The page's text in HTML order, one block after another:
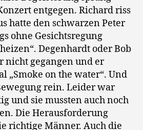
entgegen. Richard riss
hatte den schwarzen Peter
ohne Gesichtsregung
Degenhardt oder Bob
nicht gegangen und er
„Smoke on the water“. Und
rein. Leider war
und sie mussten auch noch
Die Herausforderung
richtige Männer. Auch die